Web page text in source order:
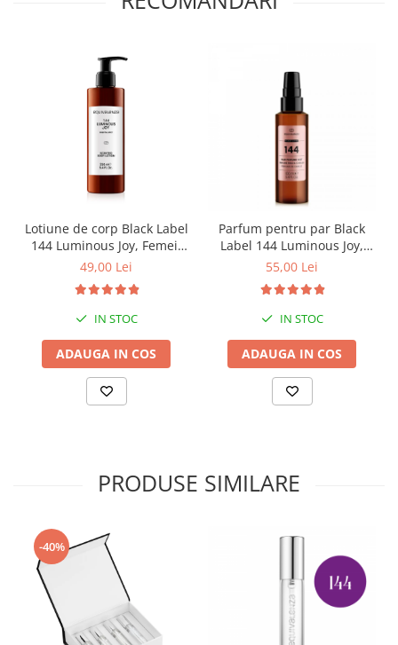
Lotiune de corp Black Label
144 Luminous Joy, Femei,
Equivalenza, 250 ml
49,00 Lei
IN STOC
ADAUGA IN COS
Parfum pentru par Black
Label 144 Luminous Joy,
Equivalenza, 100 ml
55,00 Lei
IN STOC
ADAUGA IN COS
PRODUSE SIMILARE
-40%